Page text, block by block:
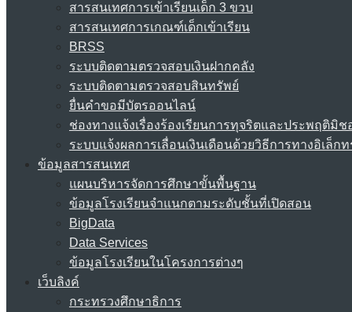
สารสนเทศการเข้าเรียนเด็ก 3 ขวบ
สารสนเทศการเกณฑ์เด็กเข้าเรียน
BRSS
ระบบติดตามตรวจสอบเงินฝากคลัง
ระบบติดตามตรวจสอบสินทรัพย์
ยื่นคำขอมีบัตรออนไลน์
ช่องทางแจ้งเรื่องร้องเรียนการทุจริตและประพฤติมิช
ระบบแจ้งผลการเลื่อนเงินเดือนด้วยวิธีการทางอิเล็ก
ข้อมูลสารสนเทศ
แผนบริหารจัดการศึกษาขั้นพื้นฐาน
ข้อมูลโรงเรียนจำแนกตามระดับชั้นที่เปิดสอน
BigData
Data Services
ข้อมูลโรงเรียนในโครงการต่างๆ
เว็บลิงค์
กระทรวงศึกษาธิการ